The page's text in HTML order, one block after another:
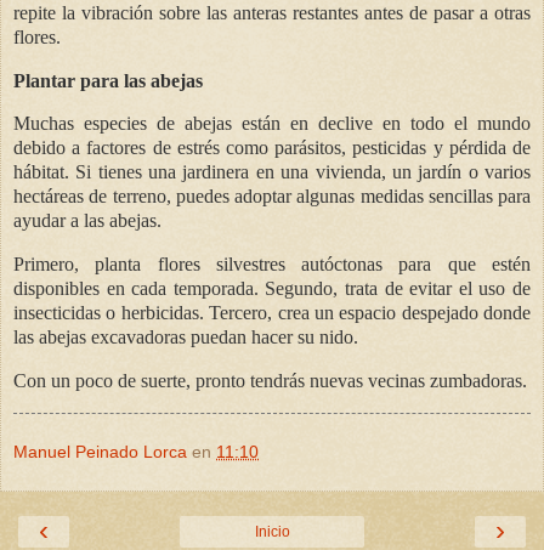
repite la vibración sobre las anteras restantes antes de pasar a otras
flores.
Plantar para las abejas
Muchas especies de abejas están en declive en todo el mundo
debido a factores de estrés como parásitos, pesticidas y pérdida de
hábitat. Si tienes una jardinera en una vivienda, un jardín o varios
hectáreas de terreno, puedes adoptar algunas medidas sencillas para
ayudar a las abejas.
Primero, planta flores silvestres autóctonas para que estén
disponibles en cada temporada. Segundo, trata de evitar el uso de
insecticidas o herbicidas. Tercero, crea un espacio despejado donde
las abejas excavadoras puedan hacer su nido.
Con un poco de suerte, pronto tendrás nuevas vecinas zumbadoras.
Manuel Peinado Lorca en 11:10
‹ ›
Inicio